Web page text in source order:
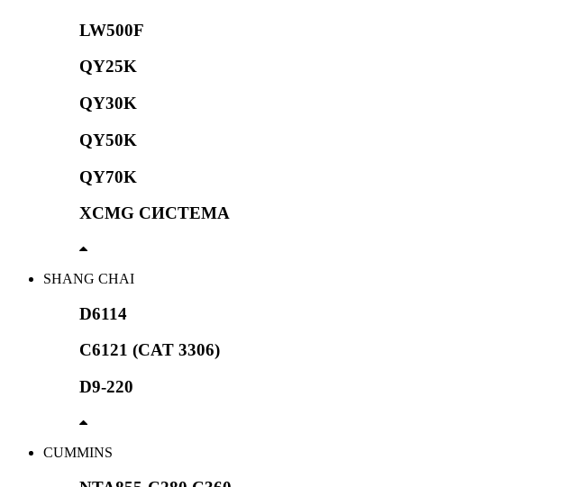
LW500F
QY25K
QY30K
QY50K
QY70K
XCMG СИСТЕМА
SHANG CHAI
D6114
C6121 (CAT 3306)
D9-220
CUMMINS